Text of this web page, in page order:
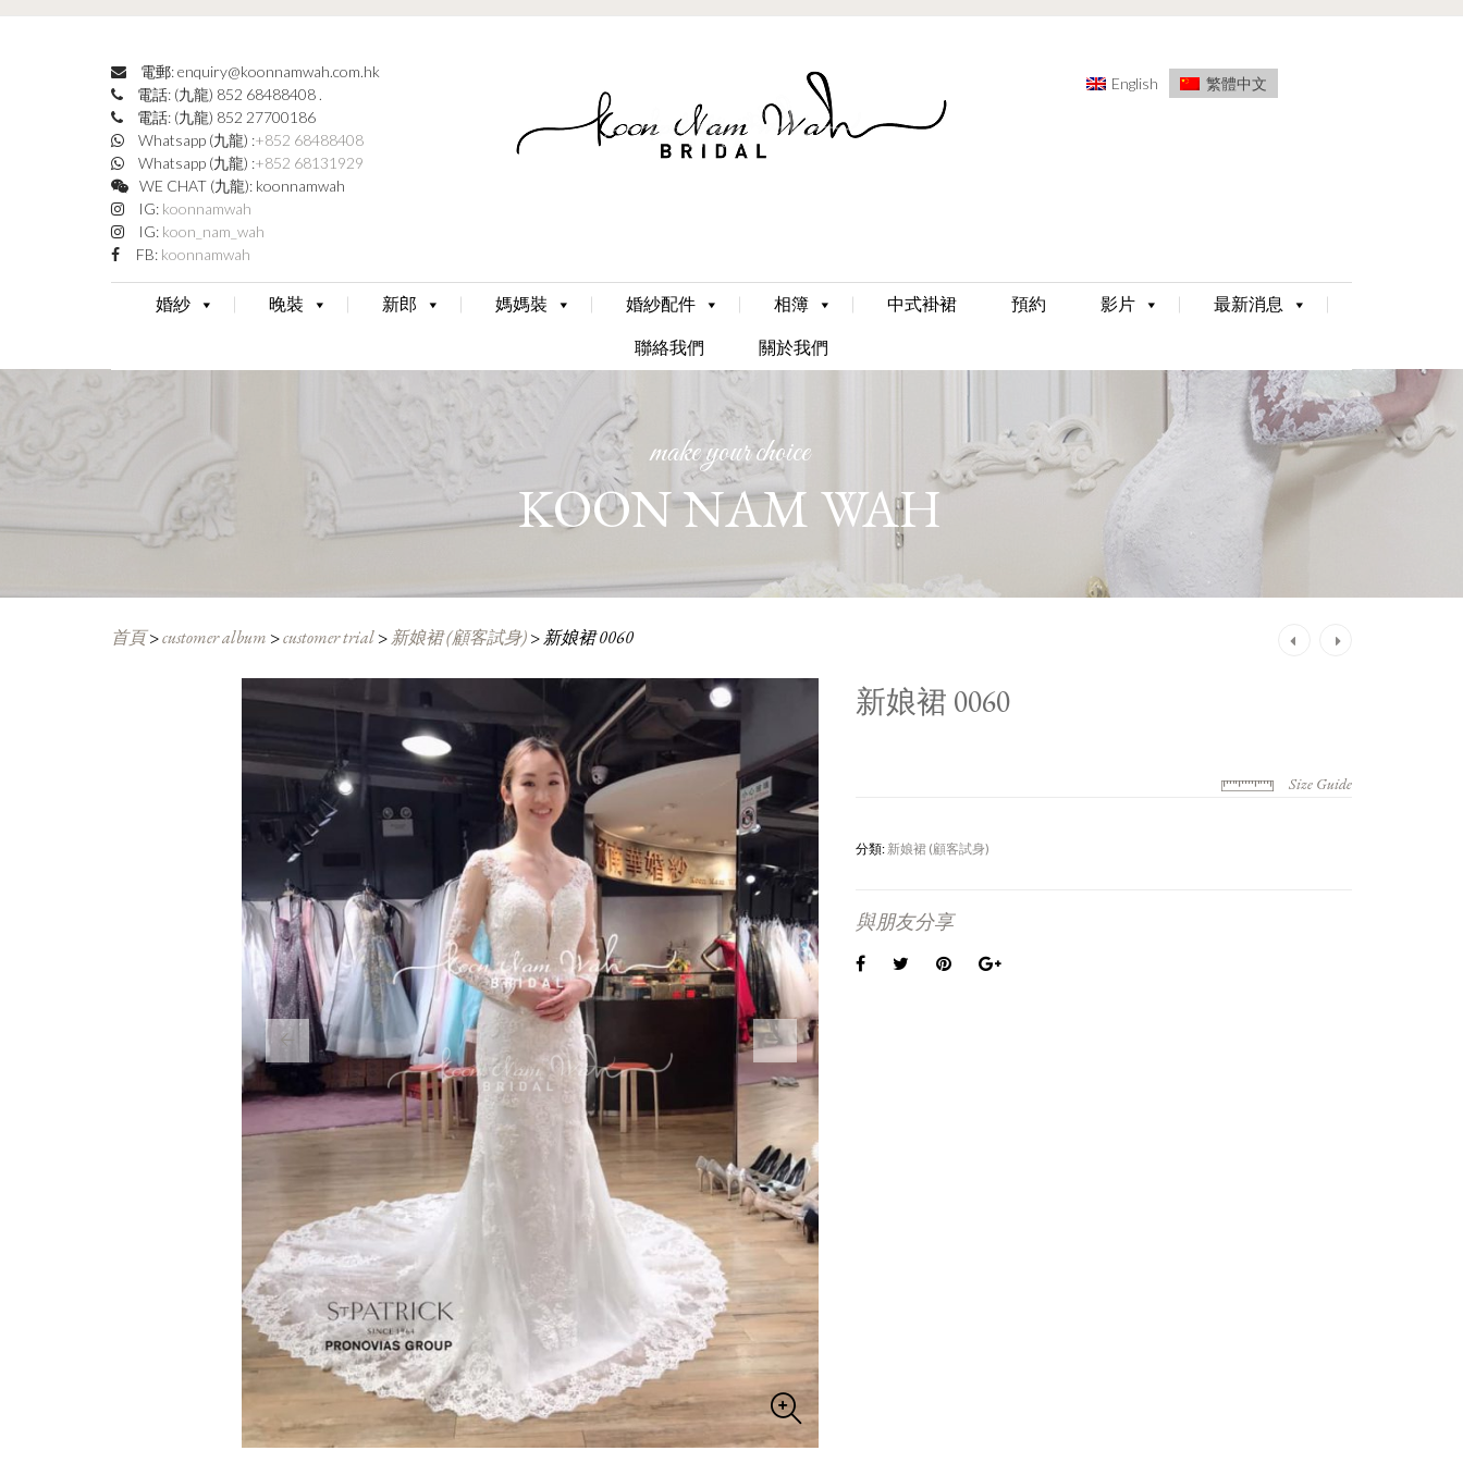
電郵: enquiry@koonnamwah.com.hk
電話: (九龍) 852 68488408 .
電話: (九龍) 852 27700186
Whatsapp (九龍) :+852 68488408
Whatsapp (九龍) :+852 68131929
WE CHAT (九龍): koonnamwah
IG: koonnamwah
IG: koon_nam_wah
FB: koonnamwah
English 繁體中文
Skip
to
content
婚紗 晚裝 新郎 媽媽裝 婚紗配件 相簿 中式褂裙 預約 影片
最新消息
聯絡我們
關於我們
make your choice
KOON NAM WAH
首頁>customer album >customer trial>新娘裙 (顧客試身)>新娘裙 0060
新娘裙 0060
Size Guide
分類: 新娘裙 (顧客試身)
與朋友分享